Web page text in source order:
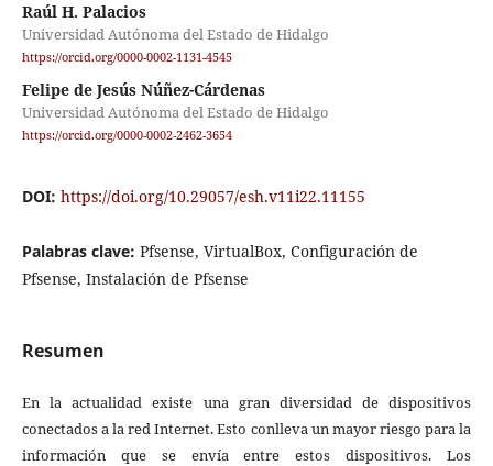
Raúl H. Palacios
Universidad Autónoma del Estado de Hidalgo
https://orcid.org/0000-0002-1131-4545
Felipe de Jesús Núñez-Cárdenas
Universidad Autónoma del Estado de Hidalgo
https://orcid.org/0000-0002-2462-3654
DOI: https://doi.org/10.29057/esh.v11i22.11155
Palabras clave: Pfsense, VirtualBox, Configuración de
Pfsense, Instalación de Pfsense
Resumen
En la actualidad existe una gran diversidad de dispositivos
conectados a la red Internet. Esto conlleva un mayor riesgo para la
información que se envía entre estos dispositivos. Los